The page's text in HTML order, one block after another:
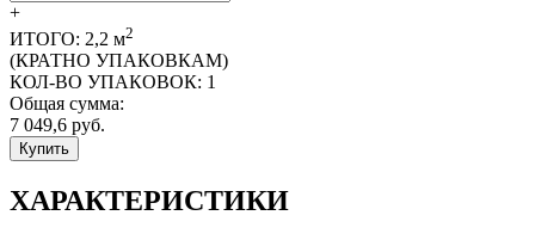
+
ИТОГО: 2,2 м2
(КРАТНО УПАКОВКАМ)
КОЛ-ВО УПАКОВОК: 1
Общая сумма:
7 049,6 руб.
Купить
ХАРАКТЕРИСТИКИ